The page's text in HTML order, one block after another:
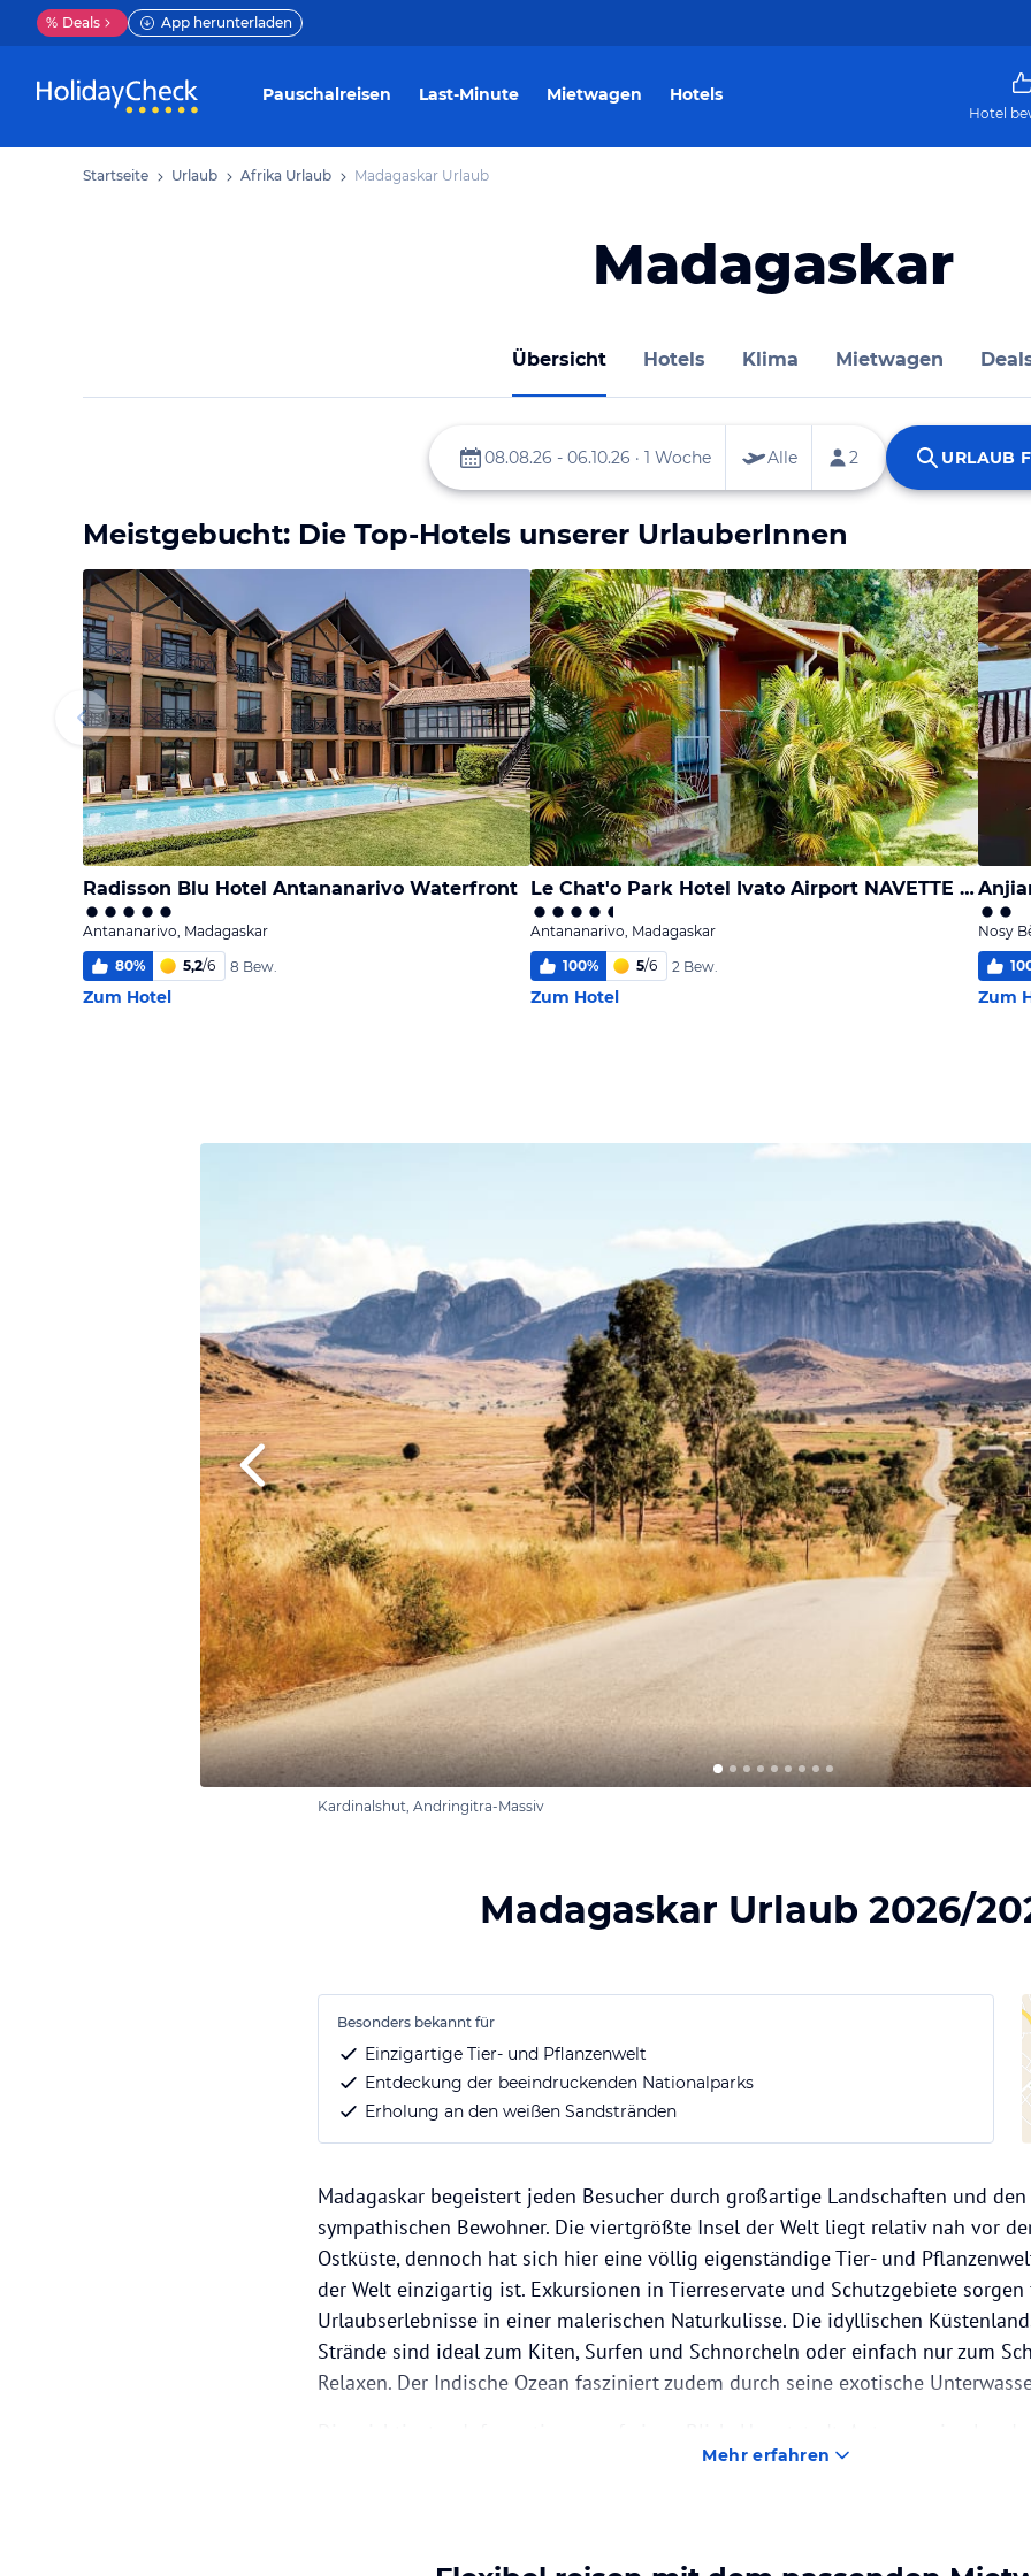
% Deals App herunterladen
Pauschalreisen Last-Minute Mietwagen Hotels
Hotel
Startseite Urlaub Afrika Urlaub Madagaskar Urlaub
Madagaskar
Übersicht Hotels Klima Mietwagen
Meistgebucht: Die Top-Hotels unserer UrlauberInnen
Radisson Blu Hotel Antananarivo Waterfront
Antananarivo, Madagaskar
80% 5,2/6 8 Bew.
Zum Hotel
Le Chat'o Park Hotel Ivato Airport NAVETTE GRATUITE H24
Antananarivo, Madagaskar
100% 5/6 2 Bew.
Zum Hotel
Nosy
Zum
Kardinalshut, Andringitra-Massiv
Madagaskar Urlaub 2026/
Besonders bekannt für
Einzigartige Tier- und Pflanzenwelt
Entdeckung der beeindruckenden Nationalparks
Erholung an den weißen Sandstränden
Madagaskar begeistert jeden Besucher durch großartige Landschaften und den
sympathischen Bewohner. Die viertgrößte Insel der Welt liegt relativ nah vor
Ostküste, dennoch hat sich hier eine völlig eigenständige Tier- und
der Welt einzigartig ist. Exkursionen in Tierreservate und Schutzgebiete
Urlaubserlebnisse in einer malerischen Naturkulisse. Die idyllischen
Strände sind ideal zum Kiten, Surfen und Schnorcheln oder einfach nur zum
Relaxen. Der Indische Ozean fasziniert zudem durch seine exotische
Französisch Währung: Ariary Umrechnungskurs: 1 Euro circa 4.030 Ariary
Mehr erfahren